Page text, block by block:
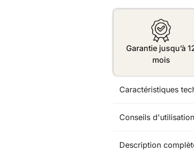
Garantie jusqu’à
mois
Caractéristiques
Conseils d'utilisation
Description